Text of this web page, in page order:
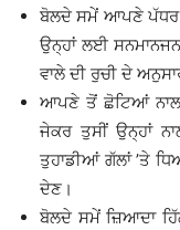
ਬੋਲਦੇ ਸਮੇਂ ਆਪਣੇ
ਉਨ੍ਹਾਂ ਲਈ
ਵਾਲੇ ਦੀ ਰੁਚੀ ਦੇ
ਆਪਣੇ ਤੋਂ ਛੋਟਿਆਂ ਨਾਲ
ਜੇਕਰ ਤੁਸੀਂ ਉਨ੍ਹਾਂ
ਤੁਹਾਡੀਆਂ ਗੱਲਾਂ ’ਤੇ
ਦੇਣ।
ਬੋਲਦੇ ਸਮੇਂ ਜ਼ਿਆਦਾ